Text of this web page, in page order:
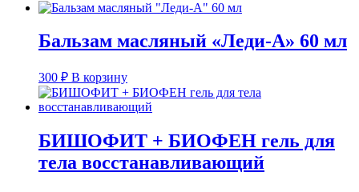
Бальзам масляный «Леди-А» 60 мл
300 ₽ В корзину
БИШОФИТ + БИОФЕН гель для
тела восстанавливающий